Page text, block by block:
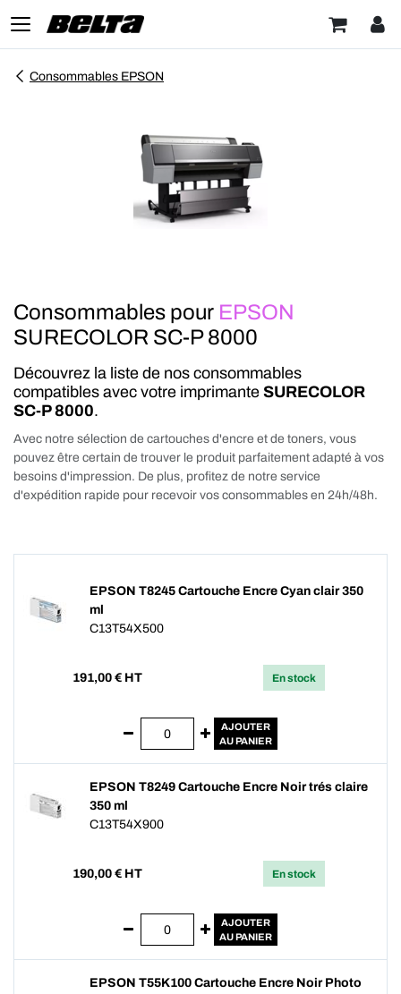
Consommables EPSON
Consommables pour EPSON
SURECOLOR SC-P 8000
Découvrez la liste de nos consommables
compatibles avec votre imprimante SURECOLOR
SC-P 8000.
Avec notre sélection de cartouches d'encre et de toners, vous
pouvez être certain de trouver le produit parfaitement adapté à vos
besoins d'impression. De plus, profitez de notre service
d'expédition rapide pour recevoir vos consommables en 24h/48h.
EPSON T8245 Cartouche Encre Cyan clair 350
ml
C13T54X500
191,00 € HT En stock
AJOUTER
AU PANIER
EPSON T8249 Cartouche Encre Noir trés claire
350 ml
C13T54X900
190,00 € HT En stock
AJOUTER
AU PANIER
EPSON T55K100 Cartouche Encre Noir Photo